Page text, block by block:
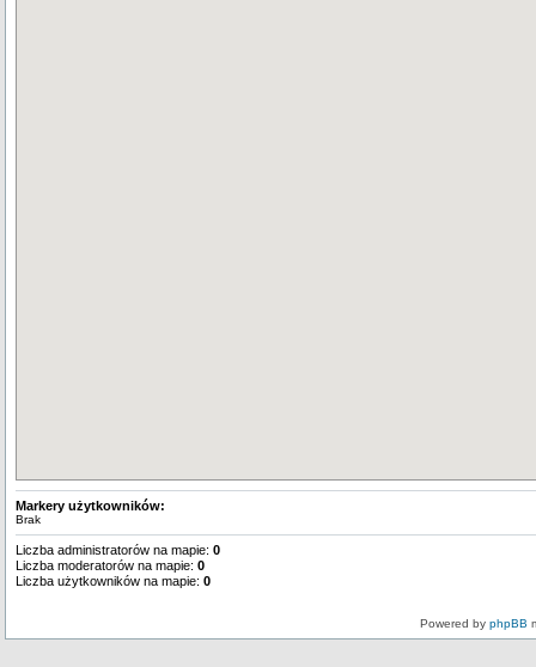
Markery użytkowników:
Brak
Liczba administratorów na mapie: 0
Liczba moderatorów na mapie: 0
Liczba użytkowników na mapie: 0
Powered by phpBB